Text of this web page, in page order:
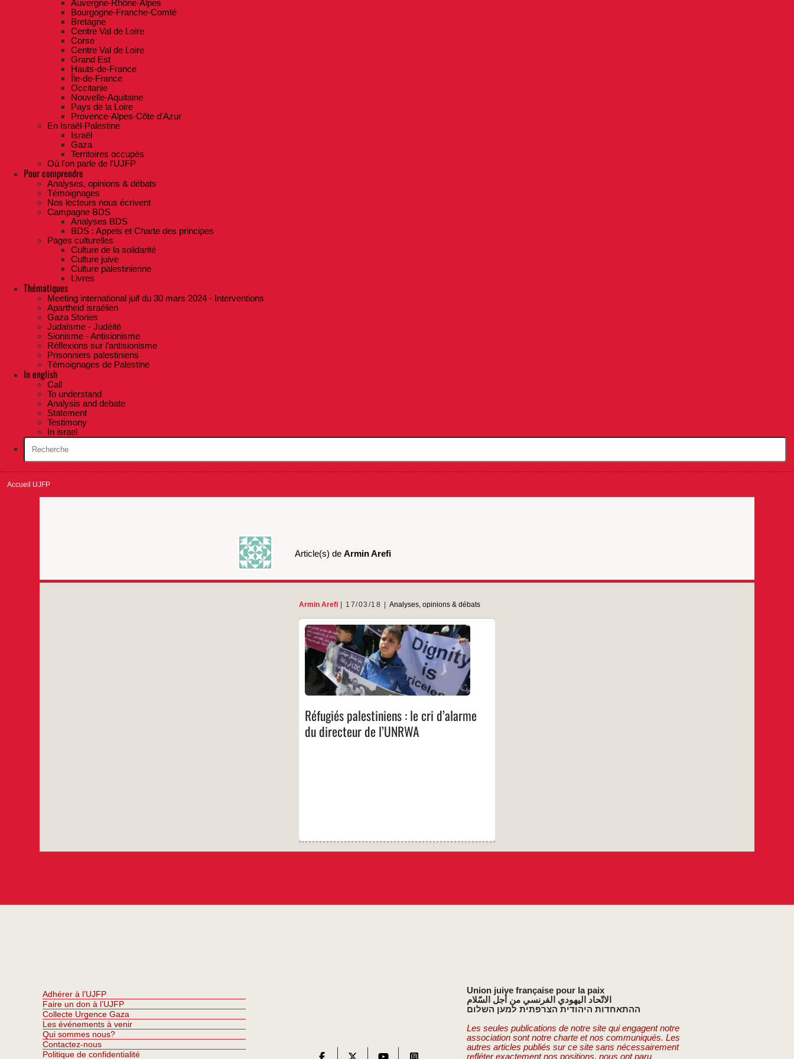
Auvergne-Rhône-Alpes
Bourgogne-Franche-Comté
Bretagne
Centre Val de Loire
Corse
Centre Val de Loire
Grand Est
Hauts-de-France
Île-de-France
Occitanie
Nouvelle-Aquitaine
Pays de la Loire
Provence-Alpes-Côte d'Azur
En Israël-Palestine
Israël
Gaza
Territoires occupés
Où l'on parle de l'UJFP
Pour comprendre
Analyses, opinions & débats
Témoignages
Nos lecteurs nous écrivent
Campagne BDS
Analyses BDS
BDS : Appels et Charte des principes
Pages culturelles
Culture de la solidarité
Culture juive
Culture palestinienne
Livres
Thématiques
Meeting international juif du 30 mars 2024 - Interventions
Apartheid israélien
Gaza Stories
Judaïsme - Judéité
Sionisme - Antisionisme
Réflexions sur l’antisionisme
Prisonniers palestiniens
Témoignages de Palestine
In english
Call
To understand
Analysis and debate
Statement
Testimony
In israel
Accueil UJFP
Article(s) de Armin Arefi
Armin Arefi 17/03/18 Analyses, opinions & débats
Réfugiés palestiniens : le cri d’alarme
du directeur de l’UNRWA
6 mars 2018
ENTRETIEN. Pierre Krähenbühl avertit des
risques de radicalisation et d’exode des réfugiés
palestiniens après la suspension de l’aide
américaine à l’agence de l’ONU.
Adhérer à l’UJFP
Faire un don à l’UJFP
Collecte Urgence Gaza
Les événements à venir
Qui sommes nous?
Contactez-nous
Politique de confidentialité
Union juive française pour la paix
الاتّحاد اليهودي الفرنسي من أجل السّلام
ההתאחדות היהודית הצרפתית למען השלום
Les seules publications de notre site qui engagent notre
association sont notre charte et nos communiqués. Les
autres articles publiés sur ce site sans nécessairement
refléter exactement nos positions, nous ont paru